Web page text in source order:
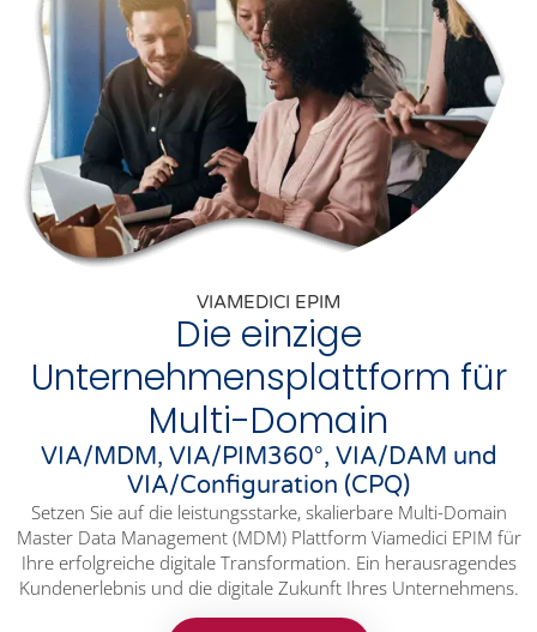
VIAMEDICI EPIM
Die einzige
Unternehmensplattform für
Multi-Domain
VIA/MDM, VIA/PIM360°, VIA/DAM und
VIA/Configuration (CPQ)
Setzen Sie auf die leistungsstarke, skalierbare Multi-Domain
Master Data Management (MDM) Plattform Viamedici EPIM für
Ihre erfolgreiche digitale Transformation. Ein herausragendes
Kundenerlebnis und die digitale Zukunft Ihres Unternehmens.